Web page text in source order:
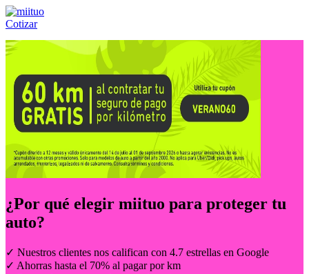
Cotizar
Llámanos al:(55) 84-21-05-00 ó
¿Por qué elegir miituo para proteger tu
auto?
✓ Nuestros clientes nos califican con 4.7 estrellas en Google
✓ Ahorras hasta el 70% al pagar por km